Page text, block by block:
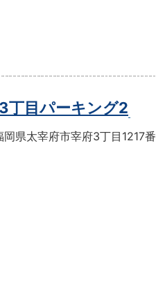
丁目パーキング2
岡県太宰府市宰府3丁目1217番